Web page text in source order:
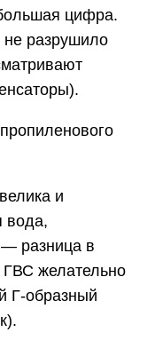
цифра.
разрушило
и
вода,
разница в
желательно
Г-образный